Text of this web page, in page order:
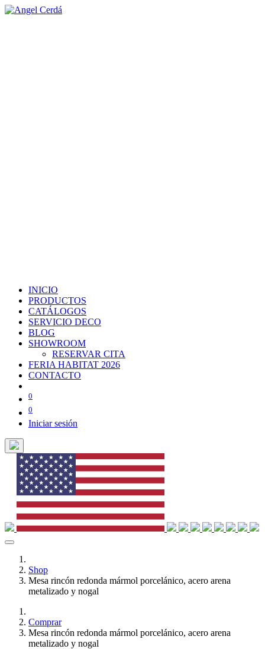
INICIO
PRODUCTOS
CATÁLOGOS
SERVICIO DECO
BLOG
SHOWROOM
RESERVAR CITA
FERIA HABITAT 2026
CONTACTO
0
0
Iniciar sesión
Shop
Mesa rincón redonda mármol porcelánico, acero arena
metalizado y nogal
Comprar
Mesa rincón redonda mármol porcelánico, acero arena
metalizado y nogal